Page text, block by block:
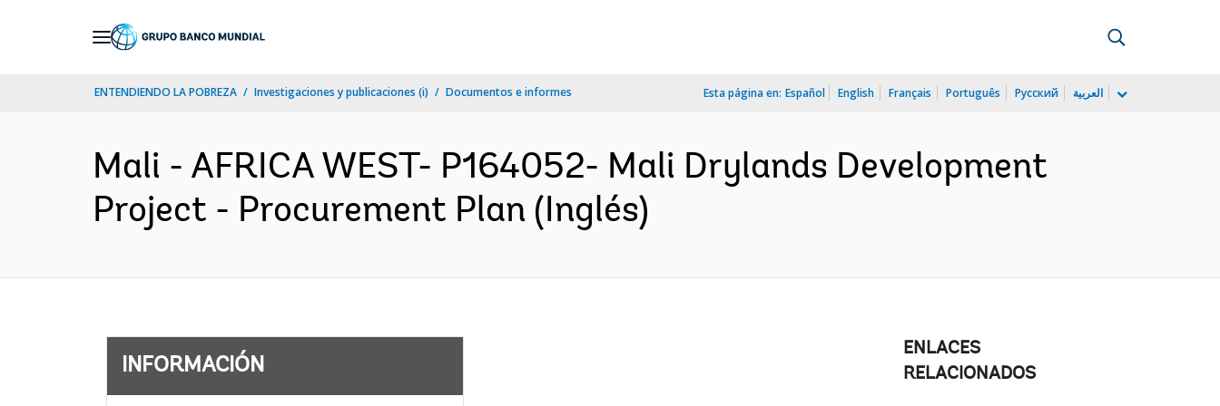
ENTENDIENDO LA POBREZA Investigaciones y publicaciones (i) Documentos e informes Esta página en: Español English Français Português Русский العربية
Mali - AFRICA WEST- P164052- Mali Drylands Development
Project - Procurement Plan (Inglés)
INFORMACIÓN
ENLACES
RELACIONADOS